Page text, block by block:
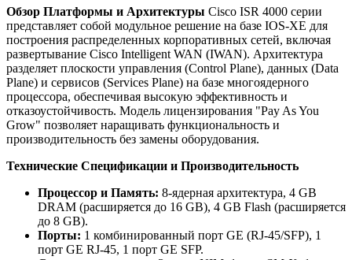
Обзор Платформы и Архитектуры Cisco ISR 4000 серии
представляет собой модульное решение на базе IOS-XE для
построения распределенных корпоративных сетей, включая
развертывание Cisco Intelligent WAN (IWAN). Архитектура
разделяет плоскости управления (Control Plane), данных (Data
Plane) и сервисов (Services Plane) на базе многоядерного
процессора, обеспечивая высокую эффективность и
отказоустойчивость. Модель лицензирования "Pay As You
Grow" позволяет наращивать функциональность и
производительность без замены оборудования.
Технические Спецификации и Производительность
Процессор и Память: 8-ядерная архитектура, 4 GB
DRAM (расширяется до 16 GB), 4 GB Flash (расширяется
до 8 GB).
Порты: 1 комбинированный порт GE (RJ-45/SFP), 1
порт GE RJ-45, 1 порт GE SFP.